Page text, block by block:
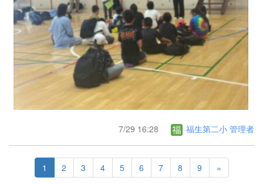
7/29 16:28 福生第二小 管理者
1 2 3 4 5 6 7 8 9 »